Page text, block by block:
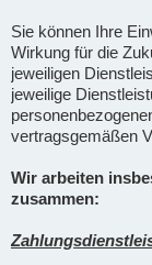
Sie können Ihre
Wirkung für die
jeweiligen
jeweilige
vertragsgemäßen
Wir arbeiten
zusammen: